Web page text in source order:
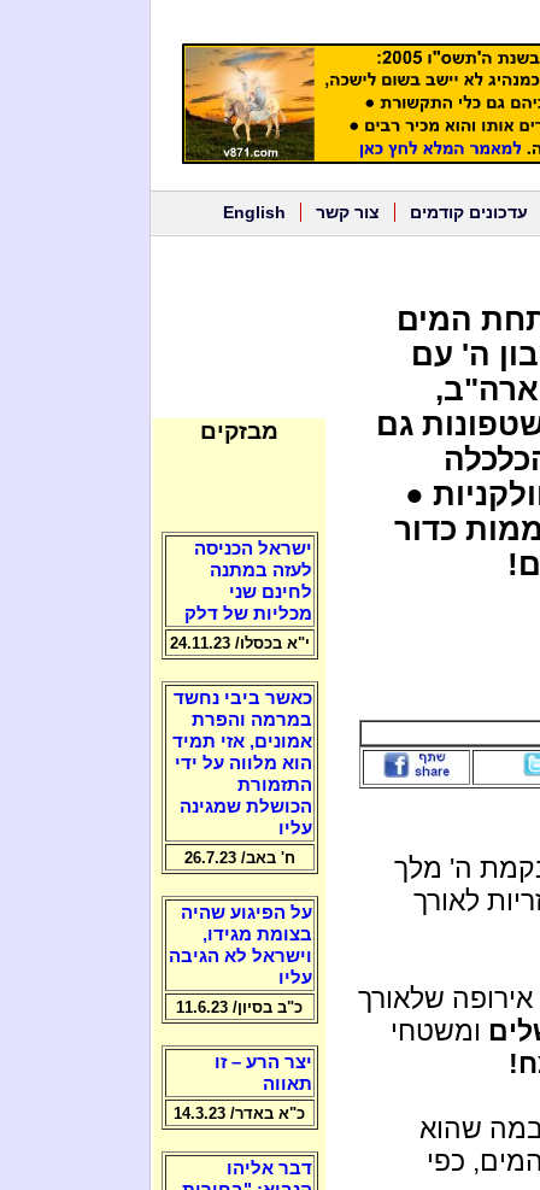
עדכונים קודמים צור קשר English
תחת המים
ה' עם
גם
●
כדור
ה' מלך
לאורך
שלאורך
ומשטחי
שהוא
כפי
מבזקים
ישראל הכניסה
לעזה במתנה
לחינם שני
מכליות של דלק
י"א בכסלו/ 24.11.23
כאשר ביבי נחשד
במרמה והפרת
אמונים, אזי תמיד
הוא מלווה על ידי
התזמורת
הכושלת שמגינה
עליו
ח' באב/ 26.7.23
על הפיגוע שהיה
בצומת מגידו,
וישראל לא הגיבה
עליו
כ"ב בסיון/ 11.6.23
יצר הרע – זו
תאווה
כ"א באדר/ 14.3.23
דבר אליהו